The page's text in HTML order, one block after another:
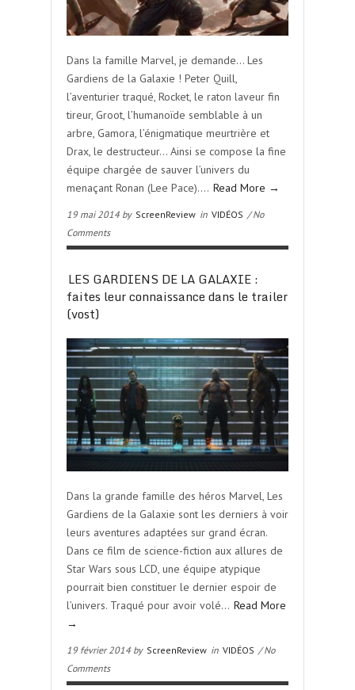
Dans la famille Marvel, je demande… Les
Gardiens de la Galaxie ! Peter Quill,
l’aventurier traqué, Rocket, le raton laveur fin
tireur, Groot, l’humanoïde semblable à un
arbre, Gamora, l’énigmatique meurtrière et
Drax, le destructeur… Ainsi se compose la fine
équipe chargée de sauver l’univers du
menaçant Ronan (Lee Pace)…. Read More →
19 mai 2014 by ScreenReview in VIDÉOS / No
Comments
LES GARDIENS DE LA GALAXIE :
faites leur connaissance dans le trailer
(vost)
Dans la grande famille des héros Marvel, Les
Gardiens de la Galaxie sont les derniers à voir
leurs aventures adaptées sur grand écran.
Dans ce film de science-fiction aux allures de
Star Wars sous LCD, une équipe atypique
pourrait bien constituer le dernier espoir de
l’univers. Traqué pour avoir volé… Read More
→
19 février 2014 by ScreenReview in VIDÉOS / No
Comments